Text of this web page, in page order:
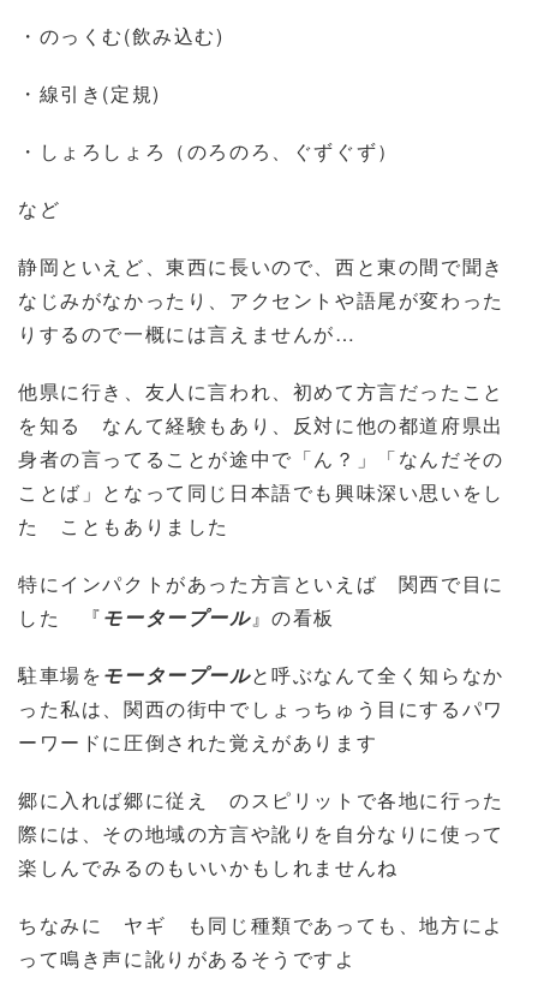
・のっくむ(飲み込む)
・線引き(定規)
・しょろしょろ（のろのろ、ぐずぐず）
など
静岡といえど、東西に長いので、西と東の間で聞き
なじみがなかったり、アクセントや語尾が変わった
りするので一概には言えませんが…
他県に行き、友人に言われ、初めて方言だったこと
を知る なんて経験もあり、反対に他の都道府県出
身者の言ってることが途中で「ん？」「なんだその
ことば」となって同じ日本語でも興味深い思いをし
た こともありました
特にインパクトがあった方言といえば 関西で目に
した 『モータープール』の看板
駐車場をモータープールと呼ぶなんて全く知らなか
った私は、関西の街中でしょっちゅう目にするパワ
ーワードに圧倒された覚えがあります
郷に入れば郷に従え のスピリットで各地に行った
際には、その地域の方言や訛りを自分なりに使って
楽しんでみるのもいいかもしれませんね
ちなみに ヤギ も同じ種類であっても、地方によ
って鳴き声に訛りがあるそうですよ